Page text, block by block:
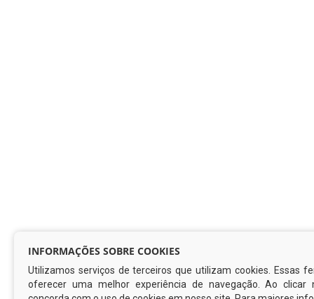
INFORMAÇÕES SOBRE COOKIES
Utilizamos serviços de terceiros que utilizam cookies. Essas
oferecer uma melhor experiência de navegação. Ao clicar